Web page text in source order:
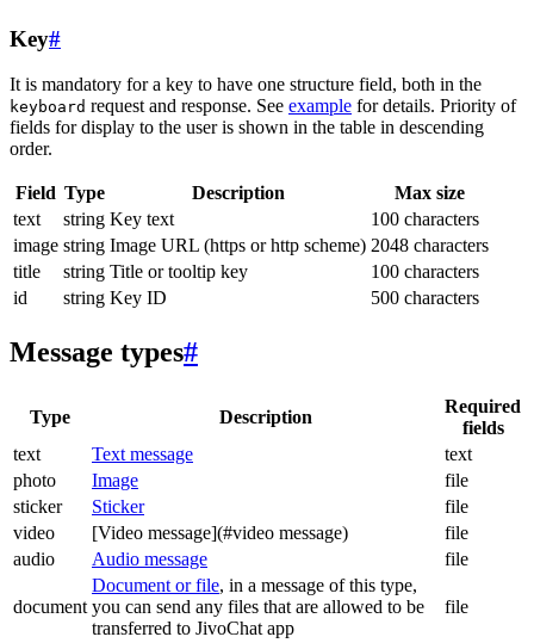
Key#
It is mandatory for a key to have one structure field, both in the
keyboard request and response. See example for details. Priority of
fields for display to the user is shown in the table in descending
order.
Field Type Description
Max size
text
string Key text
100 characters
image string Image URL (https or http scheme) 2048 characters
title
string Title or tooltip key
100 characters
id
string Key ID 500 characters
Message types#
Type Description
Required
fields
text
Text message
text
photo
Image
file
sticker
Sticker
file
video
[Video message](#video message)
file
audio
Audio message file
document
Document or file, in a message of this type,
you can send any files that are allowed to be
transferred to JivoChat app
file